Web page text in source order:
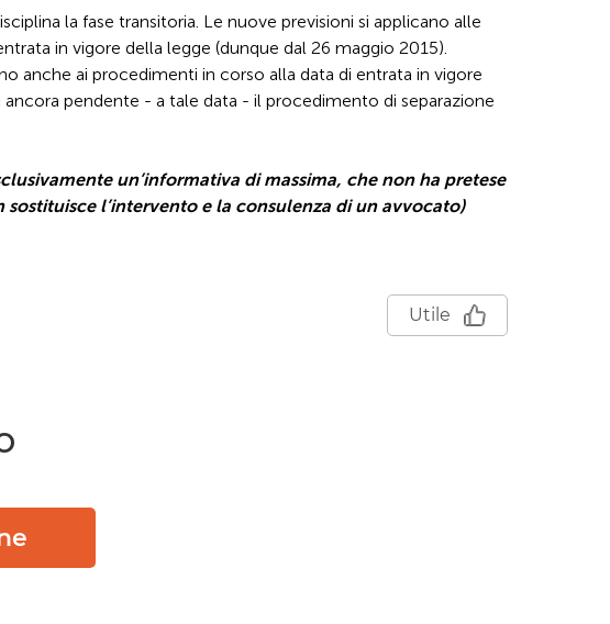
la fase transitoria. Le nuove previsioni si applicano alle
in vigore della legge (dunque dal 26 maggio 2015).
anche ai procedimenti in corso alla data di entrata in vigore
pendente - a tale data - il procedimento di separazione
un’informativa di massima, che non ha pretese
l’intervento e la consulenza di un avvocato)
Utile